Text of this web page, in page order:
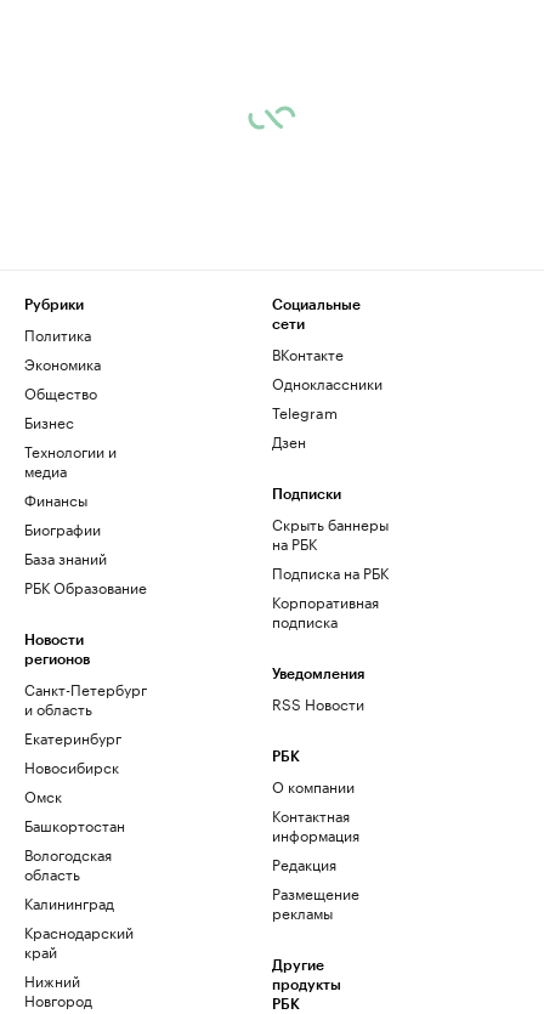
Рубрики
Политика
Экономика
Общество
Бизнес
Технологии и
медиа
Финансы
Биографии
База знаний
РБК Образование
Новости
регионов
Санкт-Петербург
и область
Екатеринбург
Новосибирск
Омск
Башкортостан
Вологодская
область
Калининград
Краснодарский
край
Нижний
Новгород
Социальные
сети
ВКонтакте
Одноклассники
Telegram
Дзен
Подписки
Скрыть баннеры
на РБК
Подписка на РБК
Корпоративная
подписка
Уведомления
RSS Новости
РБК
О компании
Контактная
информация
Редакция
Размещение
рекламы
Другие
продукты
РБК